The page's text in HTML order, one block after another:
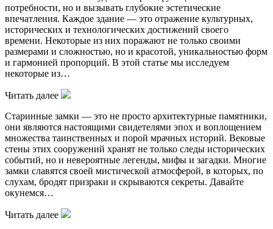
потребности, но и вызывать глубокие эстетические
впечатления. Каждое здание — это отражение культурных,
исторических и технологических достижений своего
времени. Некоторые из них поражают не только своими
размерами и сложностью, но и красотой, уникальностью форм
и гармонией пропорций. В этой статье мы исследуем
некоторые из…
Читать далее
Старинные замки — это не просто архитектурные памятники,
они являются настоящими свидетелями эпох и воплощением
множества таинственных и порой мрачных историй. Вековые
стены этих сооружений хранят не только следы исторических
событий, но и невероятные легенды, мифы и загадки. Многие
замки славятся своей мистической атмосферой, в которых, по
слухам, бродят призраки и скрываются секреты. Давайте
окунемся…
Читать далее